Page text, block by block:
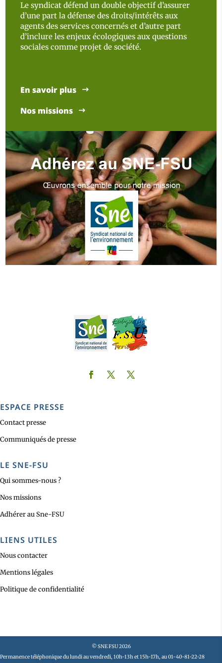
Le syndicat défend un double objectif d’assurer
d’une part la défense des droits/intérêts aux
agents des services concernés et d’autre part
d’inclure les enjeux écologiques aux questions
sociales comme projet de société.
En savoir plus
Nos missions
ESPACE PRESSE
Contact presse
Communiqués de presse
LE SNE-FSU
Qui sommes-nous ?
Nos missions
Adhérer au Sne-FSU
LIENS UTILES
Nous contacter
Mentions légales
Politique de confidentialité
© SNE FSU 2026
Permanence téléphonique du lundi au vendredi, 10h-13h et 15h-17h, au 01-40-81-22-28